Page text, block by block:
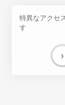
特異なアクセ
す
›